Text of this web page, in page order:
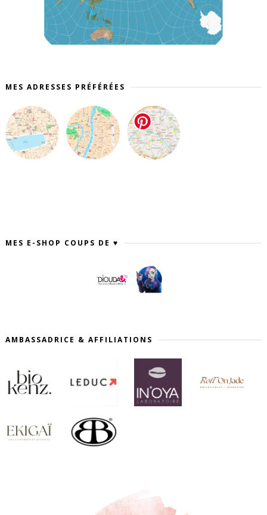
MES ADRESSES PRÉFÉRÉES
MES E-SHOP COUPS DE ♥
AMBASSADRICE & AFFILIATIONS